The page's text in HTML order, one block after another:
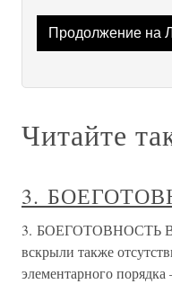
Продолжение на
Читайте
3.
3. БОЕГОТОВНОСТЬ
вскрыли также
элементарного